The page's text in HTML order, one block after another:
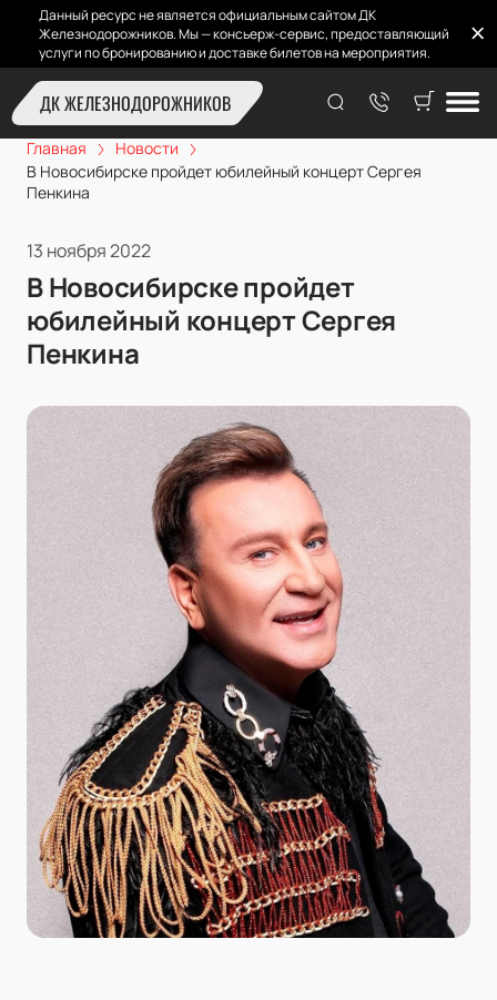
Данный ресурс не является официальным сайтом ДК
Железнодорожников. Мы — консьерж-сервис, предоставляющий
услуги по бронированию и доставке билетов на мероприятия.
ДК ЖЕЛЕЗНОДОРОЖНИКОВ
Главная
Новости
В Новосибирске пройдет юбилейный концерт Сергея
Пенкина
13 ноября 2022
В Новосибирске пройдет
юбилейный концерт Сергея
Пенкина